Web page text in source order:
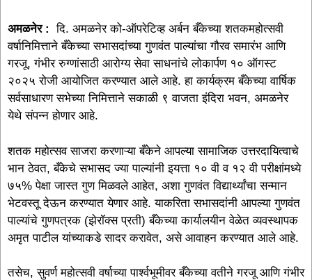
अमळनेर : दि. अमळनेर को-ऑपरेटिव्ह अर्बन बँकेच्या शतकमहोत्सवी
वर्षानिमित्ताने बँकेच्या सभासदांच्या गुणवंत पाल्यांचा गौरव समारंभ आणि
गरजू, गंभीर रुग्णांसाठी आरोग्य सेवा साधनांचे लोकार्पण १० ऑगस्ट
२०२५ रोजी आयोजित करण्यात आले आहे. हा कार्यक्रम बँकेच्या वार्षिक
सर्वसाधारण सभेच्या निमित्ताने सकाळी ९ वाजता इंदिरा भवन, अमळनेर
येथे संपन्न होणार आहे.
शतक महोत्सव साजरा करणाऱ्या बँकेने आपल्या सामाजिक उत्तरदायित्वाचे
भान ठेवत, बँकेचे सभासद ज्या पाल्यांनी इयत्ता १० वी व १२ वी परीक्षांमध्ये
७५% पेक्षा जास्त गुण मिळवले आहेत, अशा गुणवंत विद्यार्थ्यांचा सन्मान
भेटवस्तू देऊन करण्यात येणार आहे. याकरिता सभासदांनी आपल्या गुणवंत
पाल्यांचे गुणपत्रक (झेरॉक्स प्रती) बँकेच्या कार्यालयीन वेळेत व्यवस्थापक
अमृत पाटील यांच्याकडे सादर करावेत, असे आवाहन करण्यात आले आहे.
तसेच, सुवर्ण महोत्सवी वर्षाच्या पार्श्वभूमीवर बँकेच्या वतीने गरजू आणि गंभीर